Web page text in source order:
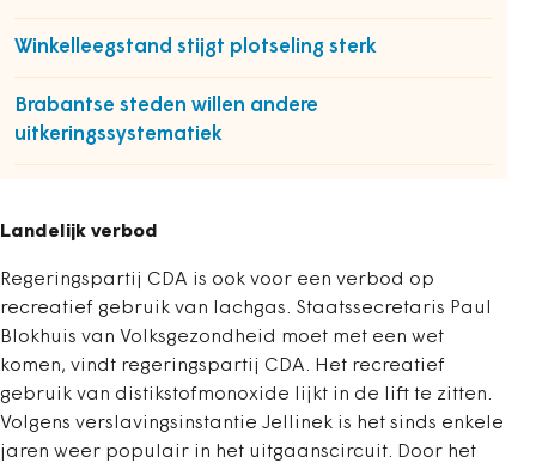
Winkelleegstand stijgt plotseling sterk
Brabantse steden willen andere
uitkeringssystematiek
Landelijk verbod
Regeringspartij CDA is ook voor een verbod op
recreatief gebruik van lachgas. Staatssecretaris Paul
Blokhuis van Volksgezondheid moet met een wet
komen, vindt regeringspartij CDA. Het recreatief
gebruik van distikstofmonoxide lijkt in de lift te zitten.
Volgens verslavingsinstantie Jellinek is het sinds enkele
jaren weer populair in het uitgaanscircuit. Door het